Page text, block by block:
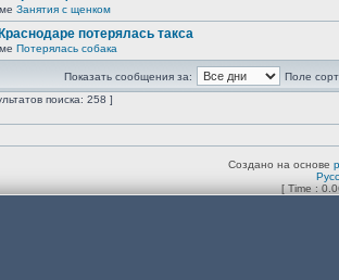
Занятия с щенком
потерялась такса
Потерялась собака
Показать сообщения за:
Поле
поиска: 258 ]
Создано на основе
[ Time :